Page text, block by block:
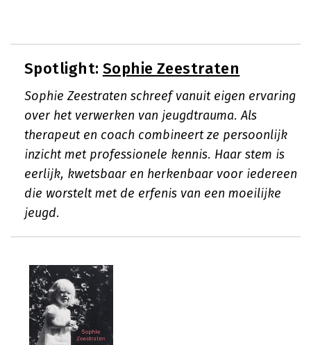
Spotlight: Sophie Zeestraten
Sophie Zeestraten schreef vanuit eigen ervaring
over het verwerken van jeugdtrauma. Als
therapeut en coach combineert ze persoonlijk
inzicht met professionele kennis. Haar stem is
eerlijk, kwetsbaar en herkenbaar voor iedereen
die worstelt met de erfenis van een moeilijke
jeugd.